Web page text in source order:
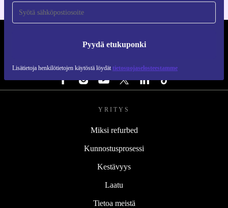
Pyydä etukuponki
Lisätietoja henkilötietojen käytöstä löydät tietosuojaselosteestamme
YRITYS
Miksi refurbed
Kunnostusprosessi
Kestävyys
Laatu
Tietoa meistä